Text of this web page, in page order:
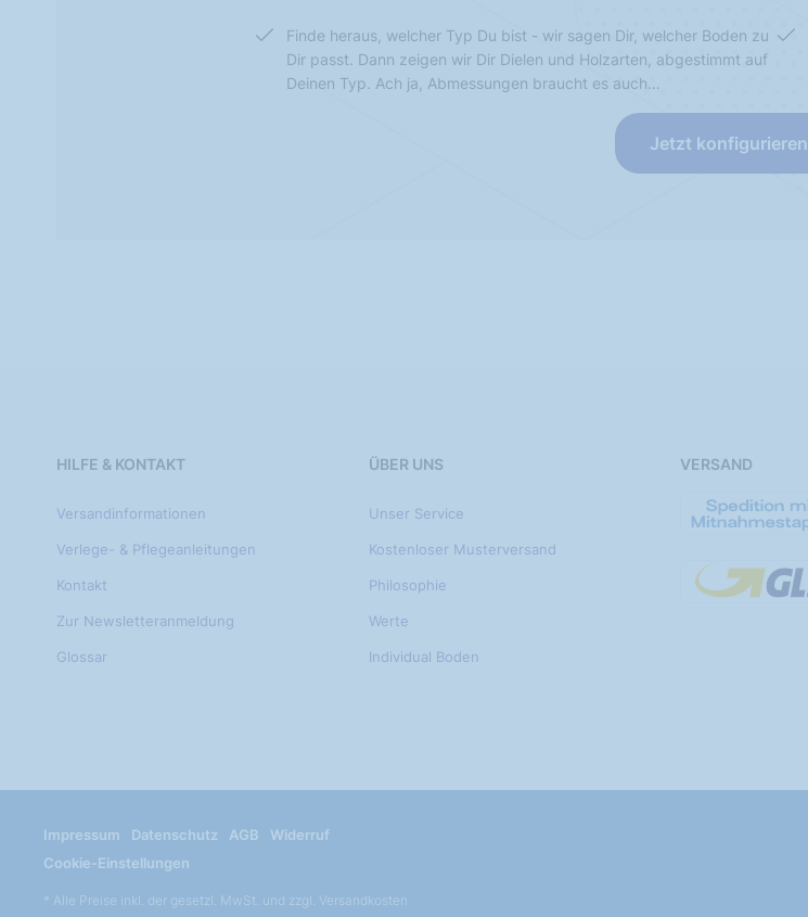
Finde heraus, welcher Typ Du bist - wir sagen Dir, welcher Boden zu
Dir passt. Dann zeigen wir Dir Dielen und Holzarten, abgestimmt auf
Deinen Typ. Ach ja, Abmessungen braucht es auch…
Jetzt konfigurieren
HILFE & KONTAKT
Versandinformationen
Verlege- & Pflegeanleitungen
Kontakt
Zur Newsletteranmeldung
Glossar
ÜBER UNS
Unser Service
Kostenloser Musterversand
Philosophie
Werte
Individual Boden
VERSAND
Impressum Datenschutz AGB
Widerruf
Cookie-Einstellungen
* Alle Preise inkl. der gesetzl. MwSt. und zzgl. Versandkosten